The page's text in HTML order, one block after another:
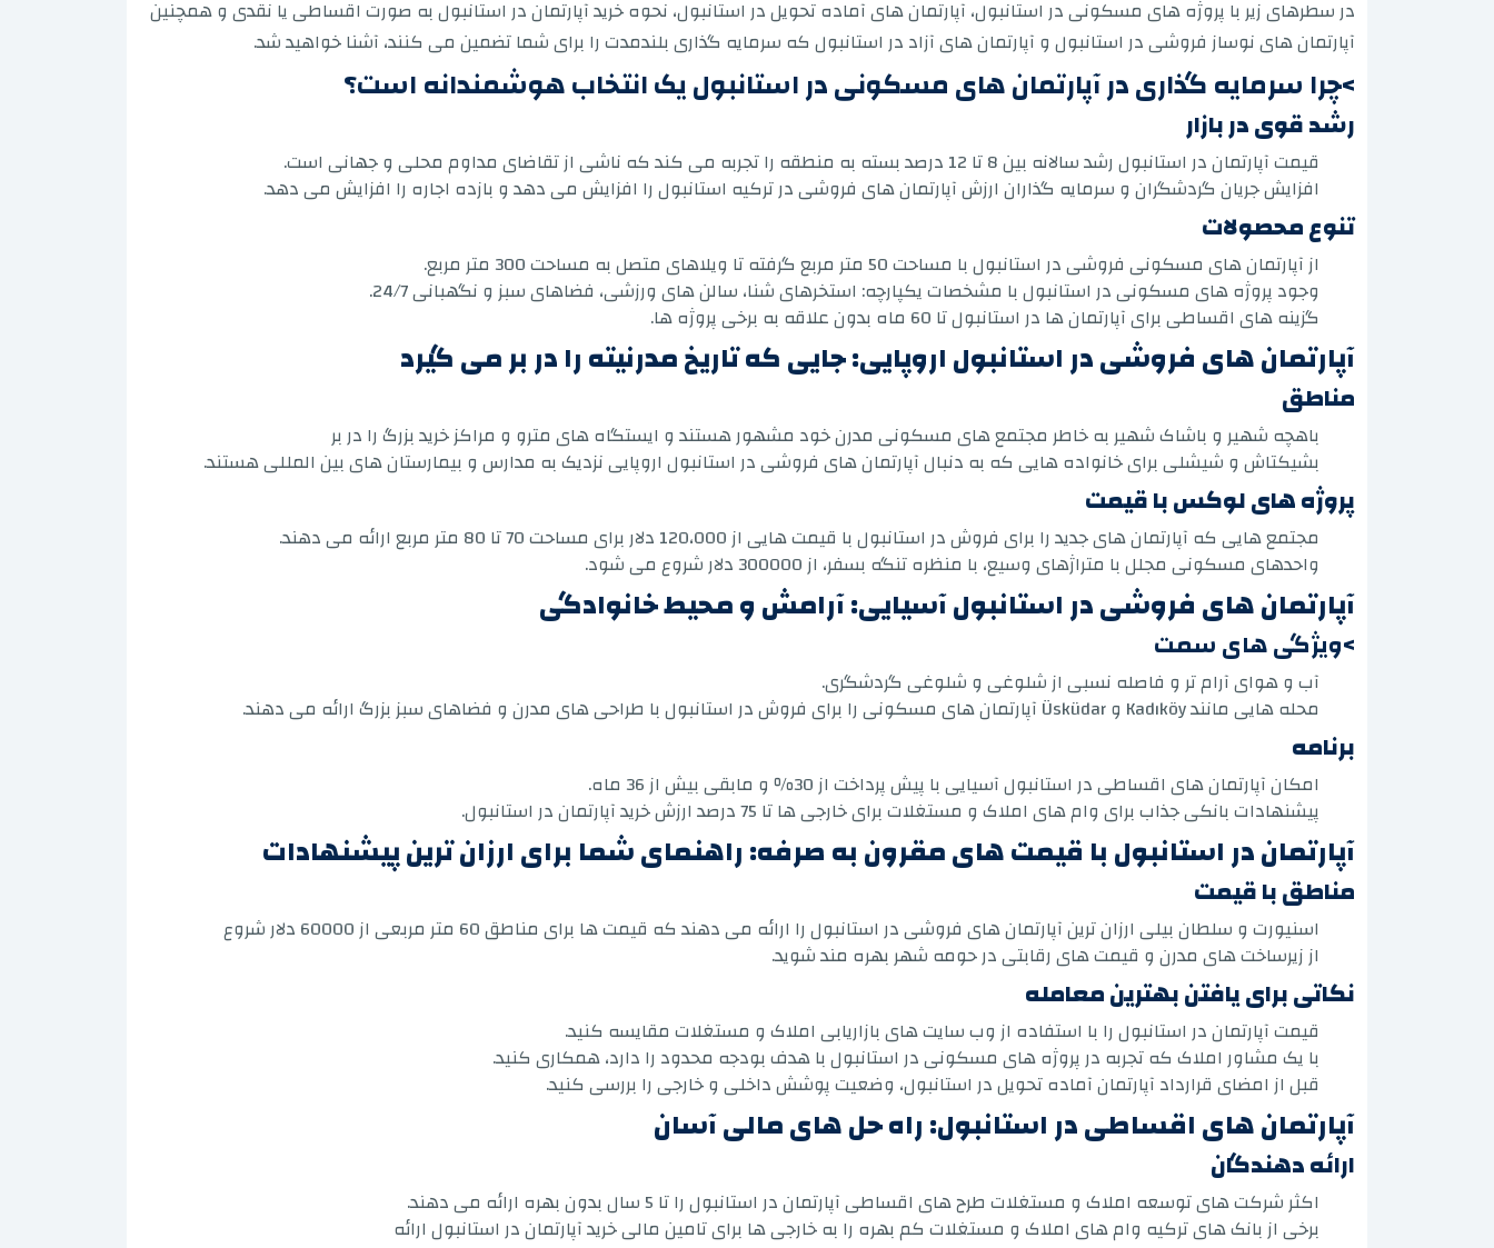
در سطرهای زیر با پروژه های مسکونی در استانبول، آپارتمان های آماده تحویل در استانبول، نحوه خرید آپارتمان در استانبول به صورت اقساطی یا نقدی و همچنین
آپارتمان های نوساز فروشی در استانبول و آپارتمان های آزاد در استانبول که سرمایه گذاری بلندمدت را برای شما تضمین می کنند، آشنا خواهید شد.
>چرا سرمایه گذاری در آپارتمان های مسکونی در استانبول یک انتخاب هوشمندانه است؟
رشد قوی در بازار
قیمت آپارتمان در استانبول رشد سالانه بین 8 تا 12 درصد بسته به منطقه را تجربه می کند که ناشی از تقاضای مداوم محلی و جهانی است.
افزایش جریان گردشگران و سرمایه گذاران ارزش آپارتمان های فروشی در ترکیه استانبول را افزایش می دهد و بازده اجاره را افزایش می دهد.
تنوع محصولات
از آپارتمان های مسکونی فروشی در استانبول با مساحت 50 متر مربع گرفته تا ویلاهای متصل به مساحت 300 متر مربع.
وجود پروژه های مسکونی در استانبول با مشخصات یکپارچه: استخرهای شنا، سالن های ورزشی، فضاهای سبز و نگهبانی 24/7.
گزینه های اقساطی برای آپارتمان ها در استانبول تا 60 ماه بدون علاقه به برخی پروژه ها.
آپارتمان های فروشی در استانبول اروپایی: جایی که تاریخ مدرنیته را در بر می گیرد
مناطق
باهچه شهیر و باشاک شهیر به خاطر مجتمع های مسکونی مدرن خود مشهور هستند و ایستگاه های مترو و مراکز خرید بزرگ را در بر
بشیکتاش و شیشلی برای خانواده هایی که به دنبال آپارتمان های فروشی در استانبول اروپایی نزدیک به مدارس و بیمارستان های بین المللی هستند.
پروژه های لوکس با قیمت
مجتمع هایی که آپارتمان های جدید را برای فروش در استانبول با قیمت هایی از 120،000 دلار برای مساحت 70 تا 80 متر مربع ارائه می دهند.
واحدهای مسکونی مجلل با متراژهای وسیع، با منظره تنگه بسفر، از 300000 دلار شروع می شود.
آپارتمان های فروشی در استانبول آسیایی: آرامش و محیط خانوادگی
>ویژگی های سمت
آب و هوای آرام تر و فاصله نسبی از شلوغی و شلوغی گردشگری.
محله هایی مانند Kadıköy و Üsküdar آپارتمان های مسکونی را برای فروش در استانبول با طراحی های مدرن و فضاهای سبز بزرگ ارائه می دهند.
برنامه
امکان آپارتمان های اقساطی در استانبول آسیایی با پیش پرداخت از 30٪ و مابقی بیش از 36 ماه.
پیشنهادات بانکی جذاب برای وام های املاک و مستغلات برای خارجی ها تا 75 درصد ارزش خرید آپارتمان در استانبول.
آپارتمان در استانبول با قیمت های مقرون به صرفه: راهنمای شما برای ارزان ترین پیشنهادات
مناطق با قیمت
اسنیورت و سلطان بیلی ارزان ترین آپارتمان های فروشی در استانبول را ارائه می دهند که قیمت ها برای مناطق 60 متر مربعی از 60000 دلار شروع
از زیرساخت های مدرن و قیمت های رقابتی در حومه شهر بهره مند شوید.
نکاتی برای یافتن بهترین معامله
قیمت آپارتمان در استانبول را با استفاده از وب سایت های بازاریابی املاک و مستغلات مقایسه کنید.
با یک مشاور املاک که تجربه در پروژه های مسکونی در استانبول با هدف بودجه محدود را دارد، همکاری کنید.
قبل از امضای قرارداد آپارتمان آماده تحویل در استانبول، وضعیت پوشش داخلی و خارجی را بررسی کنید.
آپارتمان های اقساطی در استانبول: راه حل های مالی آسان
ارائه دهندگان
اکثر شرکت های توسعه املاک و مستغلات طرح های اقساطی آپارتمان در استانبول را تا 5 سال بدون بهره ارائه می دهند.
برخی از بانک های ترکیه وام های املاک و مستغلات کم بهره را به خارجی ها برای تامین مالی خرید آپارتمان در استانبول ارائه